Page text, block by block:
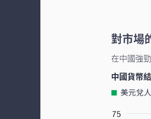
對市場
在中國強
中國貨幣